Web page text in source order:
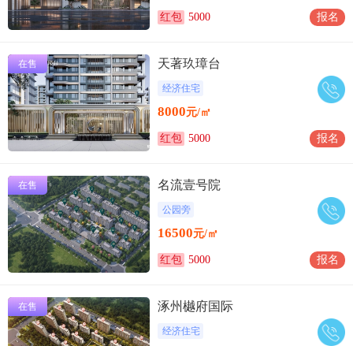
红包 5000 报名
在售 天著玖璋台
经济住宅
8000元/㎡
红包 5000 报名
在售 名流壹号院
公园旁
16500元/㎡
红包 5000 报名
在售 涿州樾府国际
经济住宅